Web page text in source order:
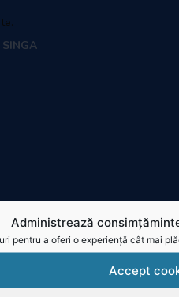
Administrează
pentru a oferi o experiență cât mai
Accept
SINGA